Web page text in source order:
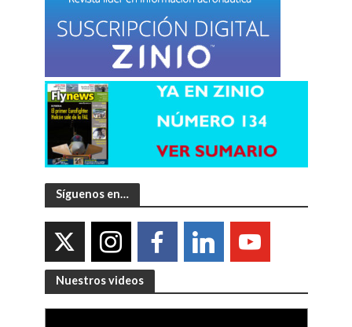
Síguenos en…
Nuestros videos